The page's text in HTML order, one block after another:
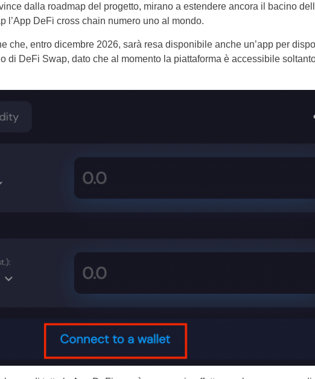
Turkey
dalla roadmap del progetto, mirano a estendere ancora il bacino
l’App DeFi cross chain numero uno al mondo.
che, entro dicembre 2026, sarà resa disponibile anche un’app per
di DeFi Swap, dato che al momento la piattaforma è accessibile